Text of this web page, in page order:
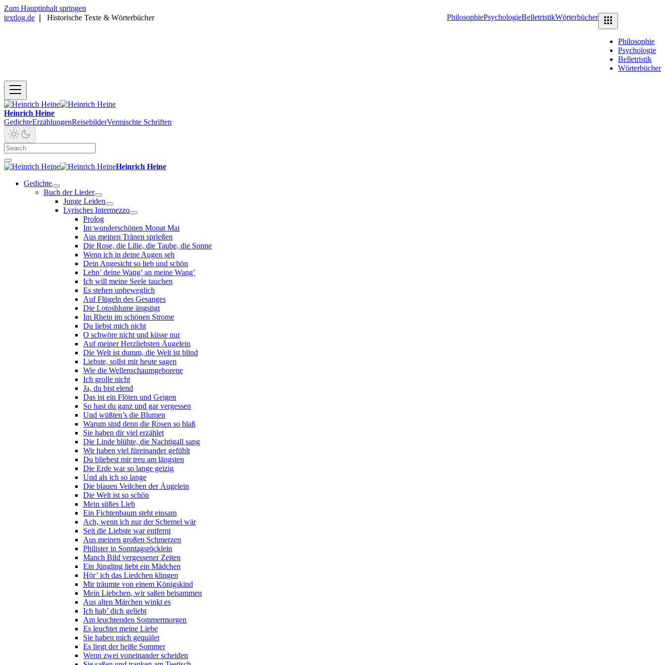
Zum Hauptinhalt springen
textlog.de
Historische Texte & Wörterbücher PhilosophiePsychologieBelletristikWörterbücher
Philosophie
Psychologie
Belletristik
Wörterbücher
Heinrich Heine
GedichteErzählungenReisebilderVermischte Schriften
Heinrich Heine
Gedichte
Buch der Lieder
Junge Leiden
Lyrisches Intermezzo
Prolog
Im wunderschönen Monat Mai
Aus meinen Tränen sprießen
Die Rose, die Lilie, die Taube, die Sonne
Wenn ich in deine Augen seh
Dein Angesicht so lieb und schön
Lehn’ deine Wang’ an meine Wang’
Ich will meine Seele tauchen
Es stehen unbeweglich
Auf Flügeln des Gesanges
Die Lotosblume ängstigt
Im Rhein im schönen Strome
Du liebst mich nicht
O schwöre nicht und küsse nur
Auf meiner Herzliebsten Äugelein
Die Welt ist dumm, die Welt ist blind
Liebste, sollst mir heute sagen
Wie die Wellenschaumgeborene
Ich grolle nicht
Ja, du bist elend
Das ist ein Flöten und Geigen
So hast du ganz und gar vergessen
Und wüßten’s die Blumen
Warum sind denn die Rosen so blaß
Sie haben dir viel erzählet
Die Linde blühte, die Nachtigall sang
Wir haben viel füreinander gefühlt
Du bliebest mir treu am längsten
Die Erde war so lange geizig
Und als ich so lange
Die blauen Veilchen der Äugelein
Die Welt ist so schön
Mein süßes Lieb
Ein Fichtenbaum steht einsam
Ach, wenn ich nur der Schemel wär
Seit die Liebste war entfernt
Aus meinen großen Schmerzen
Philister in Sonntagsröcklein
Manch Bild vergessener Zeiten
Ein Jüngling liebt ein Mädchen
Hör’ ich das Liedchen klingen
Mir träumte von einem Königskind
Mein Liebchen, wir saßen beisammen
Aus alten Märchen winkt es
Ich hab’ dich geliebt
Am leuchtenden Sommermorgen
Es leuchtet meine Liebe
Sie haben mich gequälet
Es liegt der heiße Sommer
Wenn zwei voneinander scheiden